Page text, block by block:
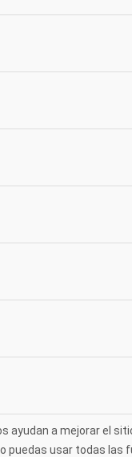
a mejorar el
puedas usar todas las